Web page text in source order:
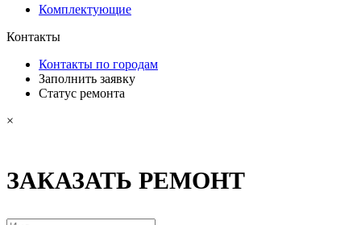
Комплектующие
Контакты
Контакты по городам
Заполнить заявку
Статус ремонта
×
ЗАКАЗАТЬ РЕМОНТ